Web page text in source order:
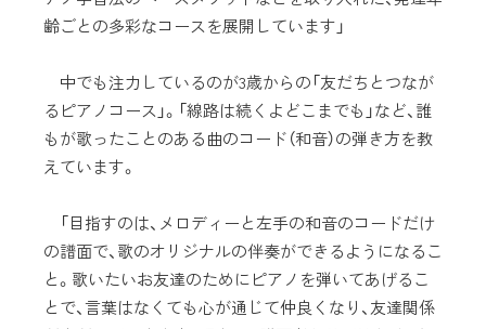
齢ごとの多彩なコースを展開しています」
中でも注力しているのが3歳からの「友だちとつなが
るピアノコース」。「線路は続くよどこまでも」など、誰
もが歌ったことのある曲のコード（和音）の弾き方を教
えています。
「目指すのは、メロディーと左手の和音のコードだけ
の譜面で、歌のオリジナルの伴奏ができるようになるこ
と。歌いたいお友達のためにピアノを弾いてあげるこ
とで、言葉はなくても心が通じて仲良くなり、友達関係